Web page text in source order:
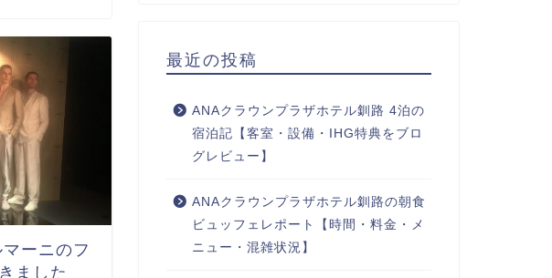
ーニのフ
ました
最近の投稿
ANAクラウンプラザホテル釧路 4泊の
宿泊記【客室・設備・IHG特典をブロ
グレビュー】
ANAクラウンプラザホテル釧路の朝食
ビュッフェレポート【時間・料金・メ
ニュー・混雑状況】